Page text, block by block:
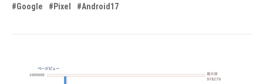
#Google #Pixel #Android17